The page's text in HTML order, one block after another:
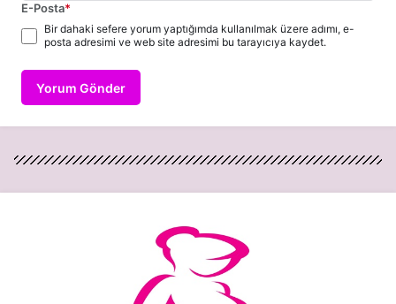
E-Posta*
Bir dahaki sefere yorum yaptığımda kullanılmak üzere adımı, e-
posta adresimi ve web site adresimi bu tarayıcıya kaydet.
Yorum Gönder